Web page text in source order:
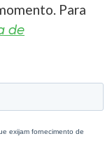
Para
de